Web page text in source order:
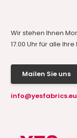
Wir stehen Ihnen
17.00 Uhr für alle
Mailen Sie uns
info@yesfabrics.eu